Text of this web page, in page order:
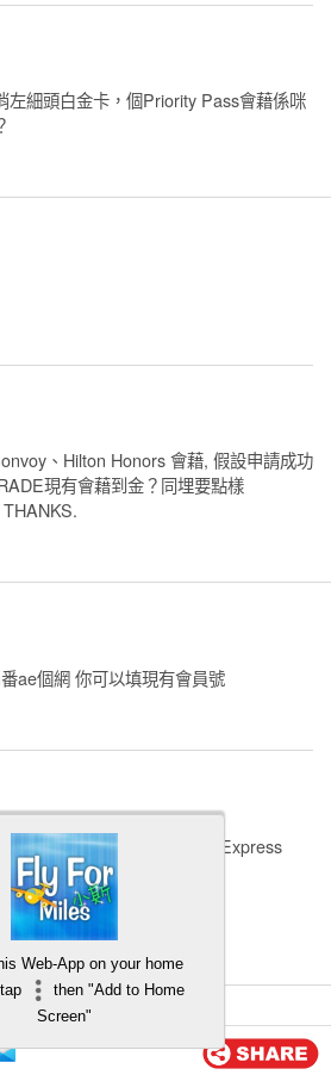
左細頭白金卡，個Priority Pass會藉係咪
、Hilton Honors 會藉, 假設申請成功
現有會藉到金？同埋要點樣
ae個網 你可以填現有會員號
The International American Express
客服話唔得!!
一下?
Web-App on your home
then "Add to Home
Screen"